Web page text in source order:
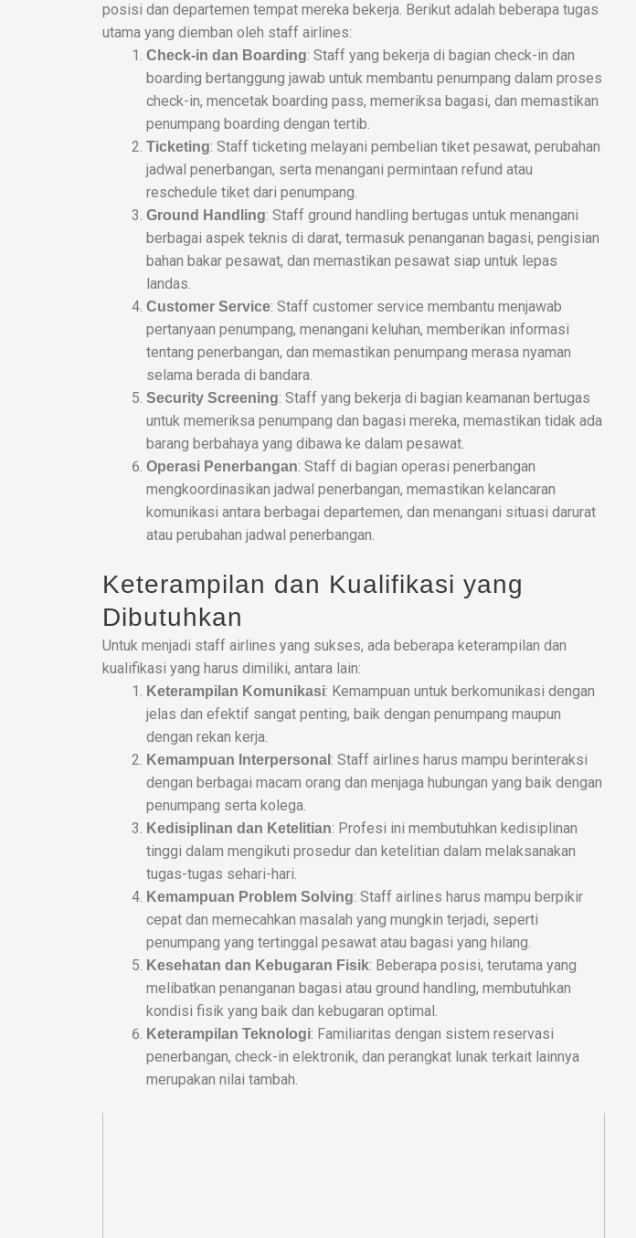
posisi dan departemen tempat mereka bekerja. Berikut adalah beberapa tugas
utama yang diemban oleh staff airlines:
Check-in dan Boarding: Staff yang bekerja di bagian check-in dan
boarding bertanggung jawab untuk membantu penumpang dalam proses
check-in, mencetak boarding pass, memeriksa bagasi, dan memastikan
penumpang boarding dengan tertib.
Ticketing: Staff ticketing melayani pembelian tiket pesawat, perubahan
jadwal penerbangan, serta menangani permintaan refund atau
reschedule tiket dari penumpang.
Ground Handling: Staff ground handling bertugas untuk menangani
berbagai aspek teknis di darat, termasuk penanganan bagasi, pengisian
bahan bakar pesawat, dan memastikan pesawat siap untuk lepas
landas.
Customer Service: Staff customer service membantu menjawab
pertanyaan penumpang, menangani keluhan, memberikan informasi
tentang penerbangan, dan memastikan penumpang merasa nyaman
selama berada di bandara.
Security Screening: Staff yang bekerja di bagian keamanan bertugas
untuk memeriksa penumpang dan bagasi mereka, memastikan tidak ada
barang berbahaya yang dibawa ke dalam pesawat.
Operasi Penerbangan: Staff di bagian operasi penerbangan
mengkoordinasikan jadwal penerbangan, memastikan kelancaran
komunikasi antara berbagai departemen, dan menangani situasi darurat
atau perubahan jadwal penerbangan.
Keterampilan dan Kualifikasi yang
Dibutuhkan
Untuk menjadi staff airlines yang sukses, ada beberapa keterampilan dan
kualifikasi yang harus dimiliki, antara lain:
Keterampilan Komunikasi: Kemampuan untuk berkomunikasi dengan
jelas dan efektif sangat penting, baik dengan penumpang maupun
dengan rekan kerja.
Kemampuan Interpersonal : Staff airlines harus mampu berinteraksi
dengan berbagai macam orang dan menjaga hubungan yang baik dengan
penumpang serta kolega.
Kedisiplinan dan Ketelitian: Profesi ini membutuhkan kedisiplinan
tinggi dalam mengikuti prosedur dan ketelitian dalam melaksanakan
tugas-tugas sehari-hari.
Kemampuan Problem Solving: Staff airlines harus mampu berpikir
cepat dan memecahkan masalah yang mungkin terjadi, seperti
penumpang yang tertinggal pesawat atau bagasi yang hilang.
Kesehatan dan Kebugaran Fisik: Beberapa posisi, terutama yang
melibatkan penanganan bagasi atau ground handling, membutuhkan
kondisi fisik yang baik dan kebugaran optimal.
Keterampilan Teknologi: Familiaritas dengan sistem reservasi
penerbangan, check-in elektronik, dan perangkat lunak terkait lainnya
merupakan nilai tambah.